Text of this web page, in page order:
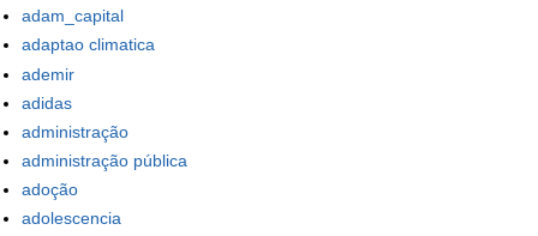
adam_capital
adaptao climatica
ademir
adidas
administração
administração pública
adoção
adolescencia